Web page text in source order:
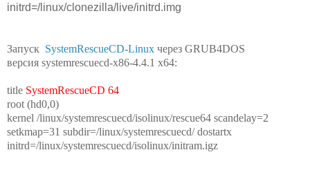
initrd=/linux/clonezilla/live/initrd.img
Запуск SystemRescueCD-Linux через GRUB4DOS
версия systemrescuecd-x86-4.4.1 х64:
title SystemRescueCD 64
root (hd0,0)
kernel /linux/systemrescuecd/isolinux/rescue64 scandelay=2
setkmap=31 subdir=/linux/systemrescuecd/ dostartx
initrd=/linux/systemrescuecd/isolinux/initram.igz